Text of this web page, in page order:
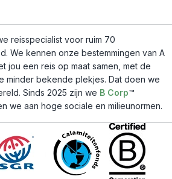
reisspecialist voor ruim 70
We kennen onze bestemmingen van A
jou een reis op maat samen, met de
minder bekende plekjes. Dat doen we
Sinds 2025 zijn we B Corp™
we aan hoge sociale en milieunormen.